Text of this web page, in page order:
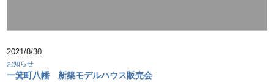
2021/8/30
お知らせ
一箕町八幡 新築モデルハウス販売会